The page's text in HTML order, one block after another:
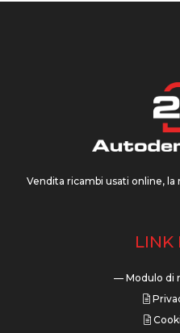
Vendita ricambi usati online,
LINK
— Modulo di